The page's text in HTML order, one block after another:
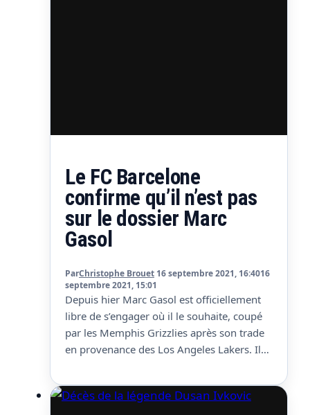
Le FC Barcelone
confirme qu’il n’est pas
sur le dossier Marc
Gasol
ParChristophe Brouet 16 septembre 2021, 16:4016
septembre 2021, 15:01
Depuis hier Marc Gasol est officiellement
libre de s’engager où il le souhaite, coupé
par les Memphis Grizzlies après son trade
en provenance des Los Angeles Lakers. Il
sa signature à Girona semble se confirmer
puisque le FC Barcelone, qui apparaissait